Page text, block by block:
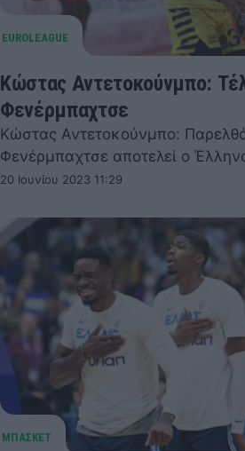
Κώστας Αντετοκούνμπο:
Φενέρμπαχτσε
Κώστας Αντετοκούνμπο:
Φενέρμπαχτσε αποτελεί ο
20 Ιουνίου 2023 11:29